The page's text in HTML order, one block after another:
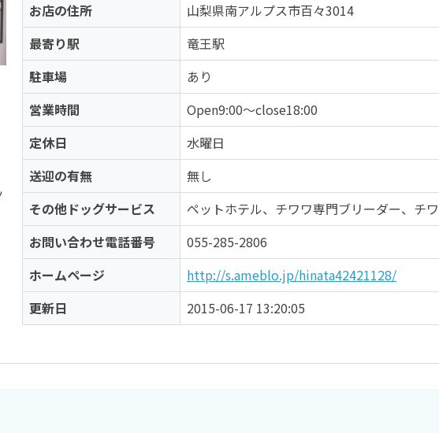
お店の住所
山梨県南アルプス市百々3014
最寄り駅
竜王駅
駐車場
あり
営業時間
Open9:00〜close18:00
定休日
水曜日
送迎の有無
無し
その他ドッグサービス
ペットホテル、チワワ専門ブリーダー、チ
お問い合わせ電話番号
055-285-2806
ホームページ
http://s.ameblo.jp/hinata42421128/
更新日
2015-06-17 13:20:05